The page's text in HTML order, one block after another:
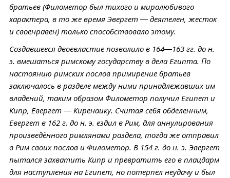
братьев (Филометор был тихого и миролюбивого
характера, в то же время Эвергет — деятелен, жесток
и своенравен) только способствовало этому.
Создавшееся двоевластие позволило в 164—163 гг. до н.
э. вмешаться римскому государству в дела Египта. По
настоянию римских послов примирение братьев
заключалось в разделе между ними принадлежавших им
владений, таким образом Филометор получил Египет и
Кипр, Евергет — Киренаику. Считая себя обделённым,
Евергет в 162 г. до н. э. ездил в Рим, для аннулирования
произведённого римлянами раздела, тогда же отправил
в Рим своих послов и Филометор. В 154 г. до н. э. Эвергет
пытался захватить Кипр и превратить его в плацдарм
для наступления на Египет, но потерпел неудачу и был